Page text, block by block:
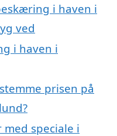
i haven i
ved
i haven i
prisen på
speciale i